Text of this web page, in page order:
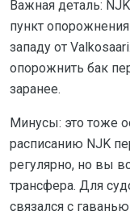
Важная деталь:
пункт
западу от
опорожнить бак
заранее.
Минусы: это тоже
расписанию NJK
регулярно, но вы
трансфера. Для
связался с